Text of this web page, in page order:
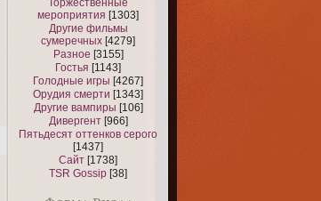
Торжественные
мероприятия [1303]
Другие фильмы
сумеречных [4279]
Разное [3155]
Гостья [1143]
Голодные игры [4267]
Орудия смерти [1343]
Другие вампиры [106]
Дивергент [966]
Пятьдесят оттенков серого
[1437]
Сайт [1738]
TSR Gossip [38]